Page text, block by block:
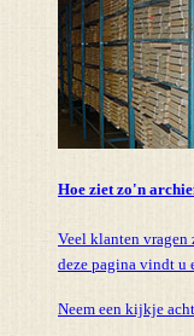
Hoe ziet zo'n
Veel klanten vragen
deze pagina vindt u
Neem een kijkje